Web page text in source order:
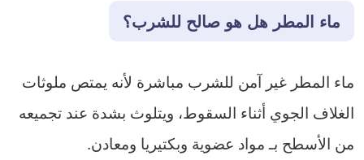
ماء المطر هل هو صالح للشرب؟
ماء المطر غير آمن للشرب مباشرة لأنه يمتص ملوثات
الغلاف الجوي أثناء السقوط، ويتلوث بشدة عند تجميعه
من الأسطح بـ مواد عضوية وبكتيريا ومعادن.